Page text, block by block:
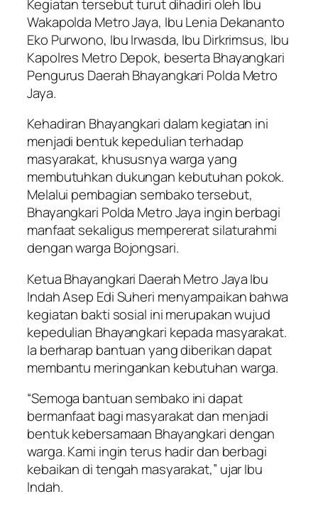
Kegiatan tersebut turut dihadiri oleh Ibu
Wakapolda Metro Jaya, Ibu Lenia Dekananto
Eko Purwono, Ibu Irwasda, Ibu Dirkrimsus, Ibu
Kapolres Metro Depok, beserta Bhayangkari
Pengurus Daerah Bhayangkari Polda Metro
Jaya.
Kehadiran Bhayangkari dalam kegiatan ini
menjadi bentuk kepedulian terhadap
masyarakat, khususnya warga yang
membutuhkan dukungan kebutuhan pokok.
Melalui pembagian sembako tersebut,
Bhayangkari Polda Metro Jaya ingin berbagi
manfaat sekaligus mempererat silaturahmi
dengan warga Bojongsari.
Ketua Bhayangkari Daerah Metro Jaya Ibu
Indah Asep Edi Suheri menyampaikan bahwa
kegiatan bakti sosial ini merupakan wujud
kepedulian Bhayangkari kepada masyarakat.
Ia berharap bantuan yang diberikan dapat
membantu meringankan kebutuhan warga.
“Semoga bantuan sembako ini dapat
bermanfaat bagi masyarakat dan menjadi
bentuk kebersamaan Bhayangkari dengan
warga. Kami ingin terus hadir dan berbagi
kebaikan di tengah masyarakat,” ujar Ibu
Indah.